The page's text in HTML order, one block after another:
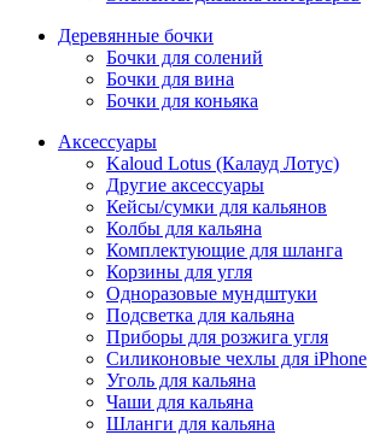
Деревянные бочки
Бочки для солений
Бочки для вина
Бочки для коньяка
Аксессуары
Kaloud Lotus (Калауд Лотус)
Другие аксессуары
Кейсы/сумки для кальянов
Колбы для кальяна
Комплектующие для шланга
Корзины для угля
Одноразовые мундштуки
Подсветка для кальяна
Приборы для розжига угля
Силиконовые чехлы для iPhone
Уголь для кальяна
Чаши для кальяна
Шланги для кальяна